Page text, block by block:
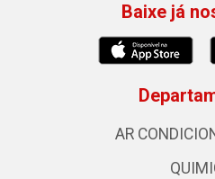
Baixe já
AR